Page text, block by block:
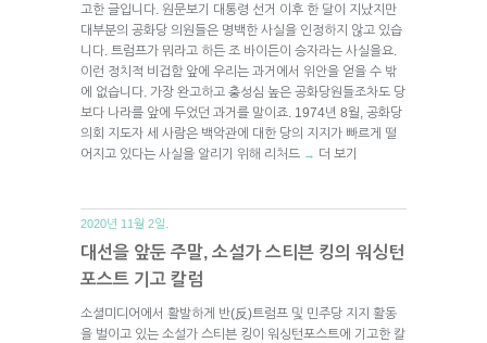
고한 글입니다. 원문보기 대통령 선거 이후 한 달이 지났지만
대부분의 공화당 의원들은 명백한 사실을 인정하지 않고 있습
니다. 트럼프가 뭐라고 하든 조 바이든이 승자라는 사실을요.
이런 정치적 비겁함 앞에 우리는 과거에서 위안을 얻을 수 밖
에 없습니다. 가장 완고하고 충성심 높은 공화당원들조차도 당
보다 나라를 앞에 두었던 과거를 말이죠. 1974년 8월, 공화당
의회 지도자 세 사람은 백악관에 대한 당의 지지가 빠르게 떨
어지고 있다는 사실을 알리기 위해 리처드 → 더 보기
2020년 11월 2일.
대선을 앞둔 주말, 소설가 스티븐 킹의 워싱턴
포스트 기고 칼럼
소셜미디어에서 활발하게 반(反)트럼프 및 민주당 지지 활동
을 벌이고 있는 소설가 스티븐 킹이 워싱턴포스트에 기고한 칼